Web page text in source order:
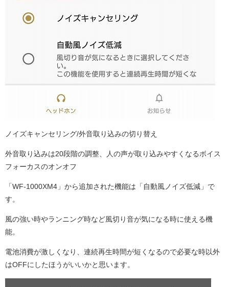
ノイズキャンセリング/外音取り込みの切り替え
外音取り込みは20段階の調整、人の声が取り込みやすくなるボイス
フォーカスのオンオフ
「WF-1000XM4」から追加された機能は「自動風ノイズ低減」で
す。
風の強い時やランニング時など風切り音が気になる時に使える機
能。
電池消費が激しくなり、連続再生時間が短くなるので必要な時以外
はOFFにしたほうがいいかと思います。